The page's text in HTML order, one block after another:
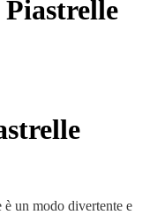
un modo divertente e